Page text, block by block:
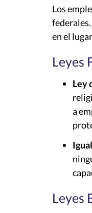
Los
en el
Leyes
Ley
a
Leyes